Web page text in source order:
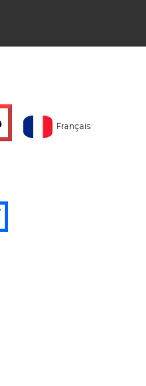
Français